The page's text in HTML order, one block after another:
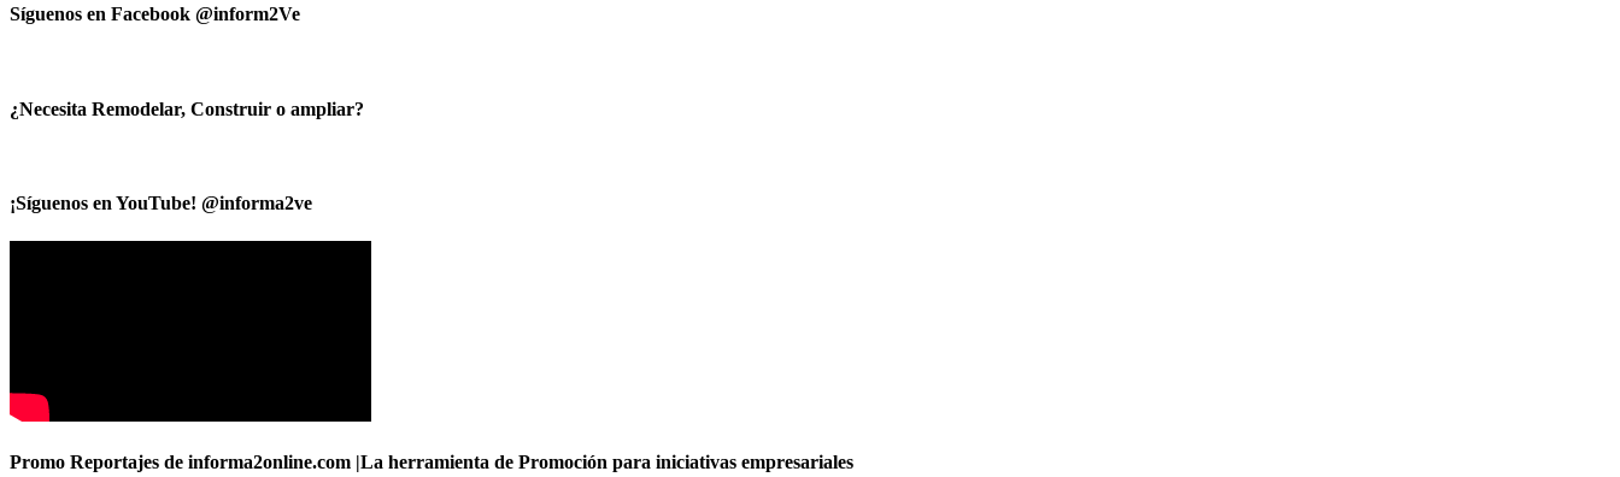
Síguenos en Facebook @inform2Ve
¿Necesita Remodelar, Construir o ampliar?
¡Síguenos en YouTube! @informa2ve
Promo Reportajes de informa2online.com |La herramienta de Promoción para iniciativas empresariales